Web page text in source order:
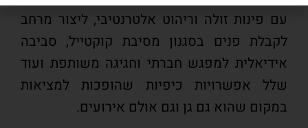
עם פינות זולה וריהוט אלטרנטיבי, ליצור מרחב
לקבלת פנים בסגנון מסיבת קוקטייל, סביבה
אידיאלית למפגש חברתי וחגיגה משותפת ועוד
שלל אפשרויות כיפיות שהופכות למציאות
במקום שהוא גם גן וגם אולם אירועים.